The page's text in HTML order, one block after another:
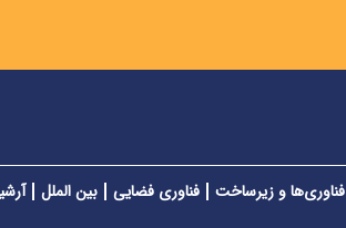
فناوری‌ها و زیرساخت فناوری فضایی بین الملل